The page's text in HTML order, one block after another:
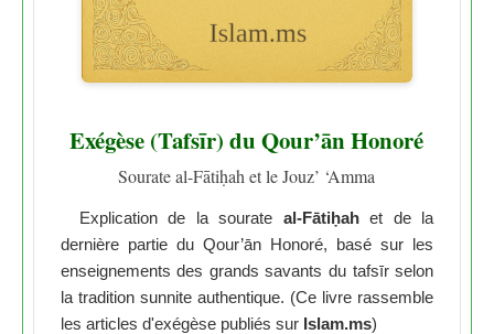
Exégèse (Tafsīr) du Qour’ān Honoré
Sourate al-Fātiḥah et le Jouz’ ‘Amma
Explication de la sourate al-Fātiḥahet de la
dernière partie du Qour’ān Honoré, basé sur les
enseignements des grands savants du tafsīr selon
la tradition sunnite authentique. (Ce livre rassemble
les articles d'exégèse publiés sur Islam.ms)